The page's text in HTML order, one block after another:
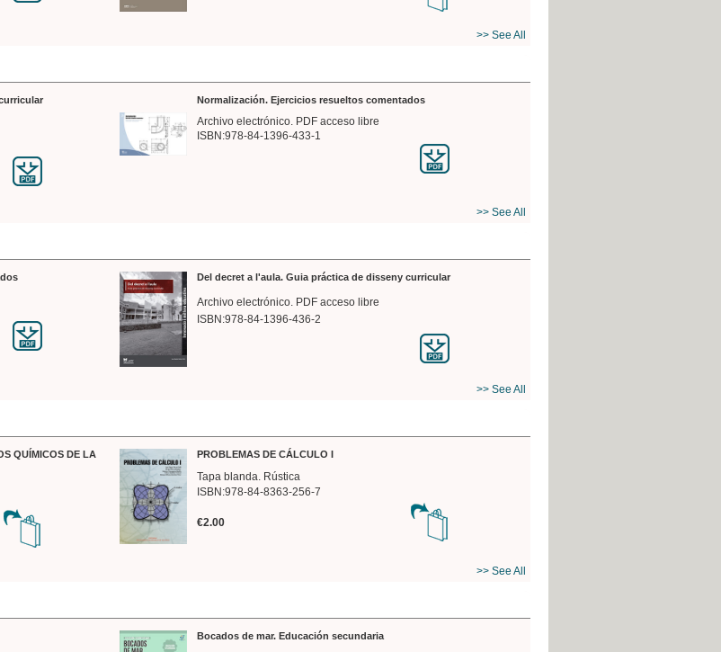
>> See All
Normalización. Ejercicios resueltos comentados
Archivo electrónico. PDF acceso libre
ISBN:978-84-1396-433-1
>> See All
Del decret a l'aula. Guia práctica de disseny curricular
Archivo electrónico. PDF acceso libre
ISBN:978-84-1396-436-2
>> See All
QUÍMICOS DE LA
PROBLEMAS DE CÁLCULO I
Tapa blanda. Rústica
ISBN:978-84-8363-256-7
€2.00
>> See All
Bocados de mar. Educación secundaria